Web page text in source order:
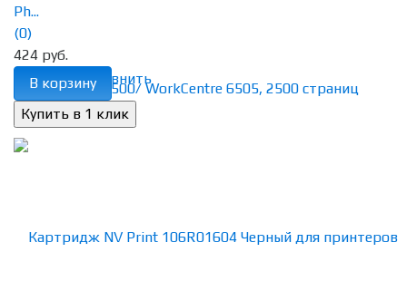
избранное сравнить
Ph...
(0)
424 руб.
В корзину